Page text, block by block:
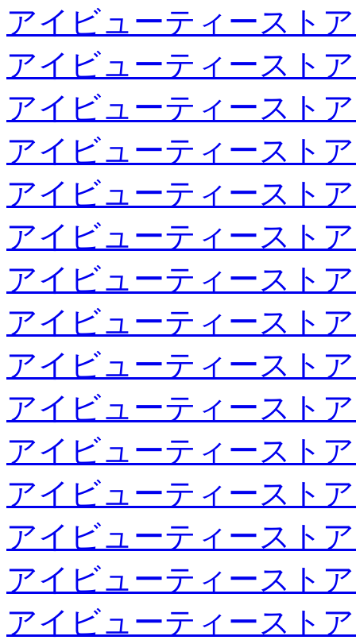
アイビューティースト
アイビューティースト
アイビューティースト
アイビューティースト
アイビューティースト
アイビューティースト
アイビューティースト
アイビューティースト
アイビューティースト
アイビューティースト
アイビューティースト
アイビューティースト
アイビューティースト
アイビューティースト
アイビューティースト